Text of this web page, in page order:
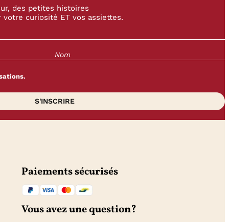
des petites histoires
curiosité ET vos assiettes.
Paiements sécurisés
Vous avez une question?